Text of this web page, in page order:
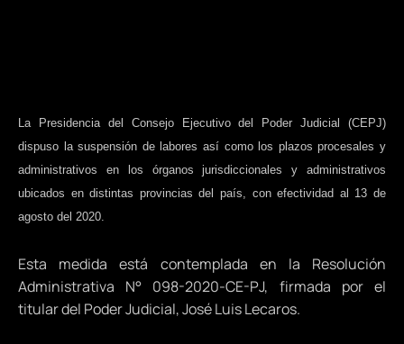
La Presidencia del Consejo Ejecutivo del Poder Judicial (CEPJ)
dispuso la suspensión de labores así como los plazos procesales y
administrativos en los órganos jurisdiccionales y administrativos
ubicados en distintas provincias del país, con efectividad al 13 de
agosto del 2020.
Esta medida está contemplada en la Resolución
Administrativa N° 098-2020-CE-PJ, firmada por el
titular del Poder Judicial, José Luis Lecaros.